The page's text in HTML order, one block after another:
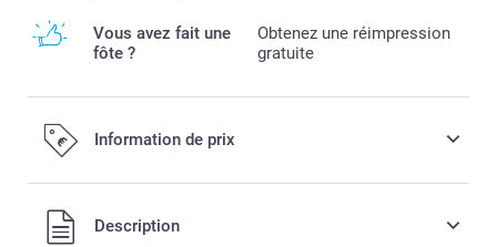
Vous avez fait une
fôte ?
Obtenez une réimpression
gratuite
Information de prix
Tous les prix sont en EURO (€), TVA incluse et hors frais de
port.
Description